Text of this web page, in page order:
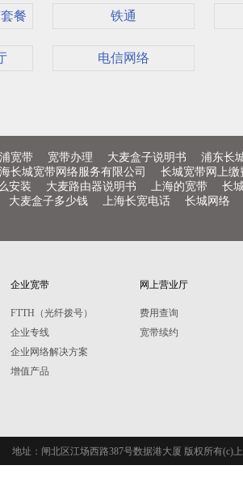
餐 铁通
电信网络
宽带 宽带办理 大麦盒子说明书
浦东长
长城宽带网络服务有限公司
长城宽带网上缴
安装 大麦路由器说明书 上海的宽带
长
大麦盒子多少钱 上海长宽电话 长城网络
企业宽带
FTTH（光纤拨号）
企业专线
企业网络解决方案
增值产品
网上营业厅
费用查询
宽带续约
地址：闸北区江场西路387号数据港大厦 版权所有(c)